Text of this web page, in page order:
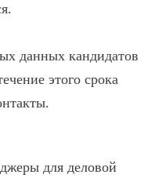
данных кандидатов
этого срока
для деловой